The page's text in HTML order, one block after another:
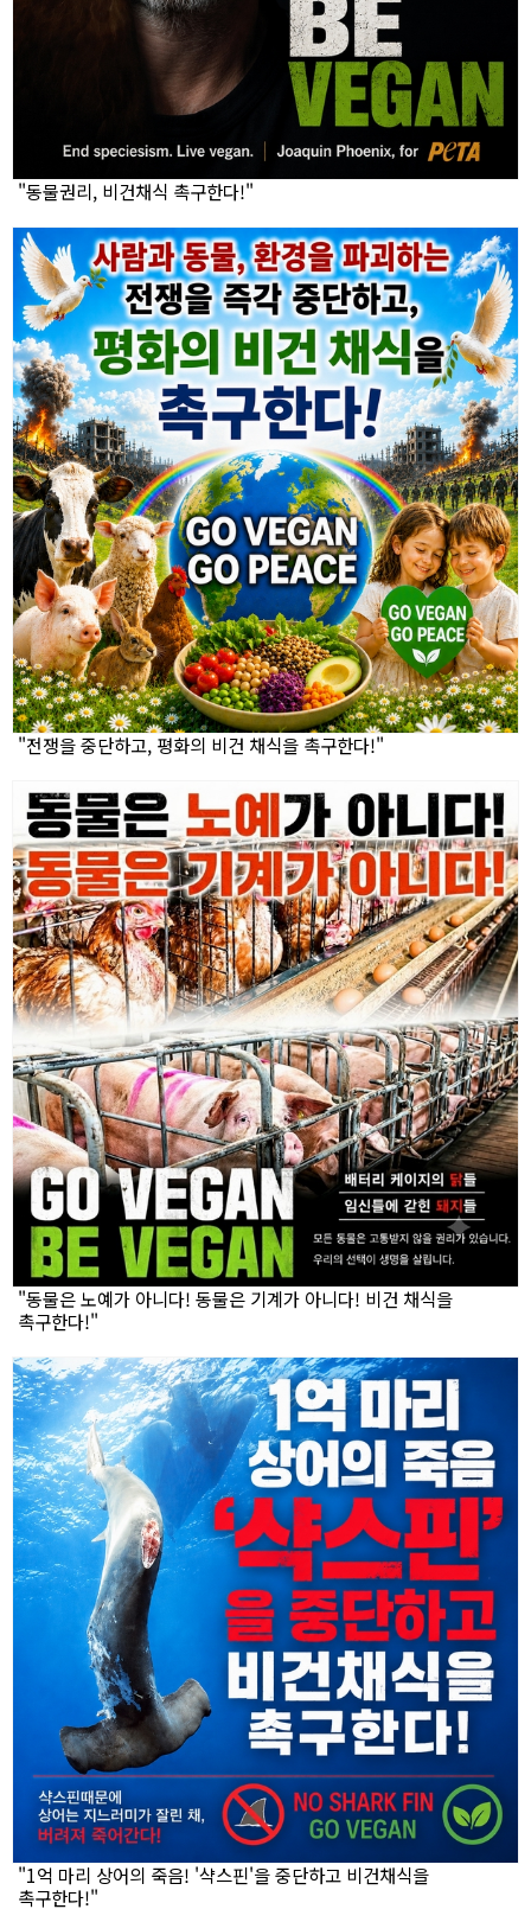
"동물권리, 비건채식 촉구한다!"
"전쟁을 중단하고, 평화의 비건 채식을 촉구한다!"
"동물은 노예가 아니다! 동물은 기계가 아니다! 비건 채식을
촉구한다!"
"1억 마리 상어의 죽음! '샥스핀'을 중단하고 비건채식을
촉구한다!"